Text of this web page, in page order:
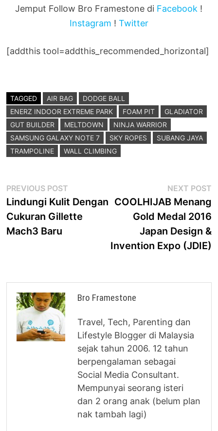
Jemput Follow Bro Framestone di Facebook !
Instagram ! Twitter
[addthis tool=addthis_recommended_horizontal]
TAGGED AIR BAG
DODGE BALL
ENERZ INDOOR EXTREME PARK
FOAM PIT
GLADIATOR
GUT BUILDER
MELTDOWN
NINJA WARRIOR
SAMSUNG GALAXY NOTE 7
SKY ROPES
SUBANG JAYA
TRAMPOLINE
WALL CLIMBING
Post
navigation
PREVIOUS POST
post:
Lindungi Kulit Dengan
Cukuran Gillette
Mach3 Baru
NEXT POST
COOLHIJAB Menang
Gold Medal 2016
Japan Design &
Invention Expo (JDIE)
Bro Framestone
Travel, Tech, Parenting dan
Lifestyle Blogger di Malaysia
sejak tahun 2006. 12 tahun
berpengalaman sebagai
Social Media Consultant.
Mempunyai seorang isteri
dan 2 orang anak (belum plan
nak tambah lagi)